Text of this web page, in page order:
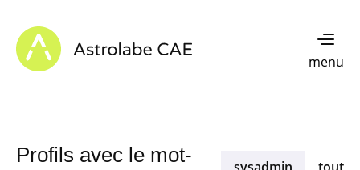
Astrolabe CAE - Home
menu
Profils avec le mot-